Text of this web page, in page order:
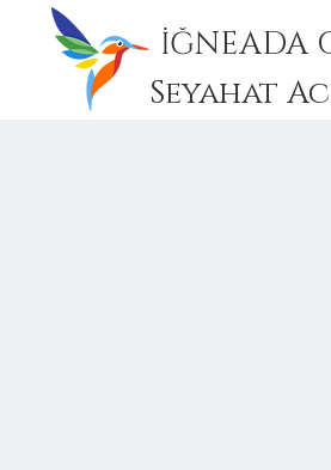
İĞNEADA
Seyahat